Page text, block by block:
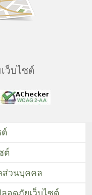
ว็บไซต์
ต์
ต์
ส่วนบุคคล